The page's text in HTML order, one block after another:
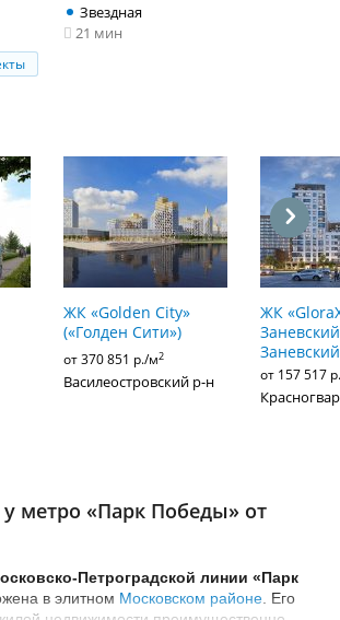
Звездная
21 мин
ЖК «Golden City»
(«Голден Сити»)
от 370 851 р./м2
Василеостровский р-н
ЖК
от 157 517
метро «Парк Победы» от
Петроградской линии «Парк
в элитном Московском районе . Его